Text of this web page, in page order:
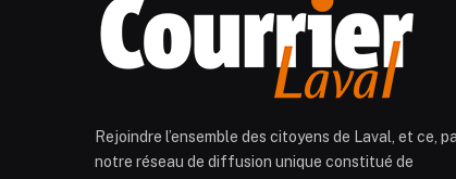
Rejoindre l’ensemble des citoyens de Laval, et ce,
notre réseau de diffusion unique constitué de